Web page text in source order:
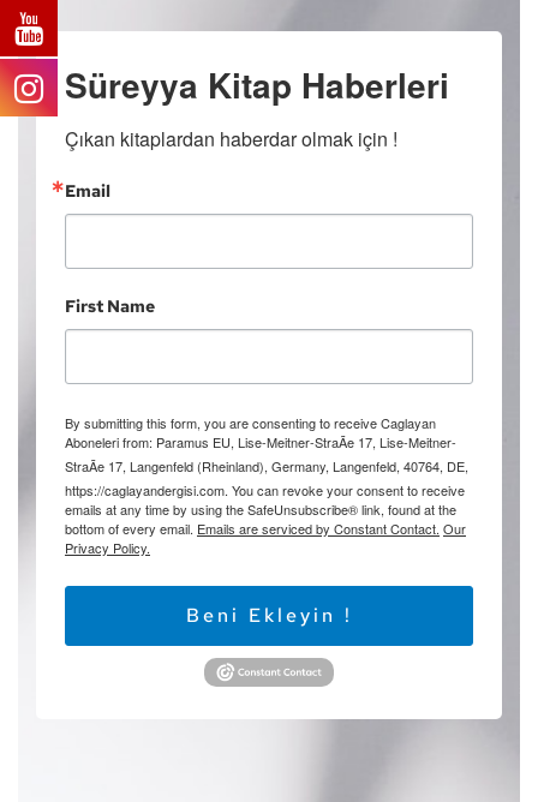
Süreyya Kitap Haberleri
Çıkan kitaplardan haberdar olmak için !
Email
First Name
By submitting this form, you are consenting to receive Caglayan
Aboneleri from: Paramus EU, Lise-Meitner-StraÃe 17, Lise-Meitner-
StraÃe 17, Langenfeld (Rheinland), Germany, Langenfeld, 40764, DE,
https://caglayandergisi.com. You can revoke your consent to receive
emails at any time by using the SafeUnsubscribe® link, found at the
bottom of every email. Emails are serviced by Constant Contact. Our
Privacy Policy.
Beni Ekleyin !